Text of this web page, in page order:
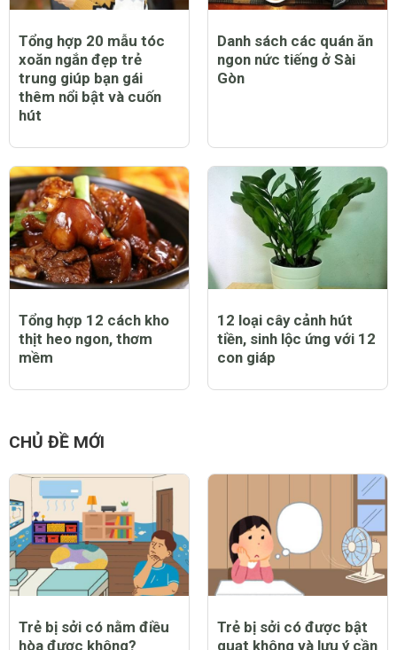
Tổng hợp 20 mẫu tóc
xoăn ngắn đẹp trẻ
trung giúp bạn gái
thêm nổi bật và cuốn
hút
Danh sách các quán ăn
ngon nức tiếng ở Sài
Gòn
Tổng hợp 12 cách kho
thịt heo ngon, thơm
mềm
12 loại cây cảnh hút
tiền, sinh lộc ứng với 12
con giáp
CHỦ ĐỀ MỚI
Trẻ bị sởi có nằm điều
hòa được không?
Trẻ bị sởi có được bật
quạt không và lưu ý cần